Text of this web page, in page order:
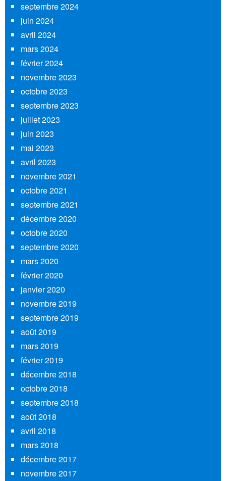
septembre 2024
juin 2024
avril 2024
mars 2024
février 2024
novembre 2023
octobre 2023
septembre 2023
juillet 2023
juin 2023
mai 2023
avril 2023
novembre 2021
octobre 2021
septembre 2021
décembre 2020
octobre 2020
septembre 2020
mars 2020
février 2020
janvier 2020
novembre 2019
septembre 2019
août 2019
mars 2019
février 2019
décembre 2018
octobre 2018
septembre 2018
août 2018
avril 2018
mars 2018
décembre 2017
novembre 2017